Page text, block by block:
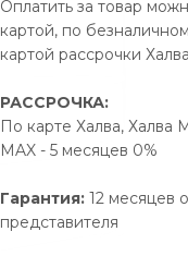
Оплатить за товар
картой, по
картой рассрочки Халва
РАССРОЧКА:
По карте Халва, Халва
MAX - 5 месяцев 0%
Гарантия: 12 месяцев
представителя